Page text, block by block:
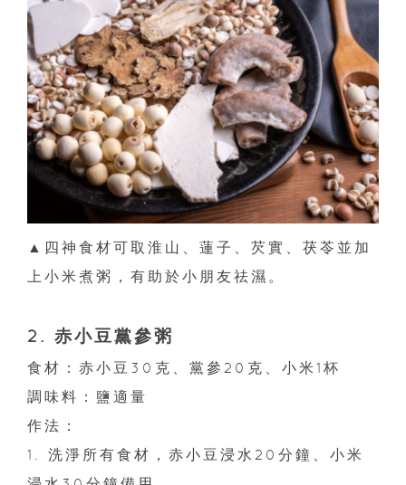
▲四神食材可取淮山、蓮子、芡實、茯苓並加
上小米煮粥，有助於小朋友祛濕。
2. 赤小豆黨參粥
食材：赤小豆30克、黨參20克、小米1杯
調味料：鹽適量
作法：
1. 洗淨所有食材，赤小豆浸水20分鐘、小米